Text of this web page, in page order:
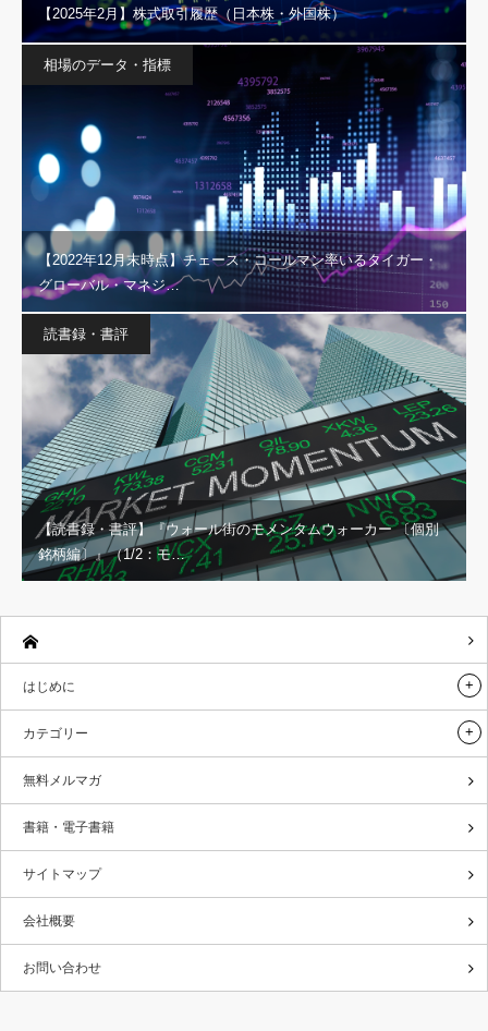
【2025年2月】株式取引履歴（日本株・外国株）
相場のデータ・指標
【2022年12月末時点】チェース・コールマン率いるタイガー・
グローバル・マネジ…
読書録・書評
【読書録・書評】『ウォール街のモメンタムウォーカー 〔個別
銘柄編〕』（1/2：モ…
はじめに
カテゴリー
無料メルマガ
書籍・電子書籍
サイトマップ
会社概要
お問い合わせ